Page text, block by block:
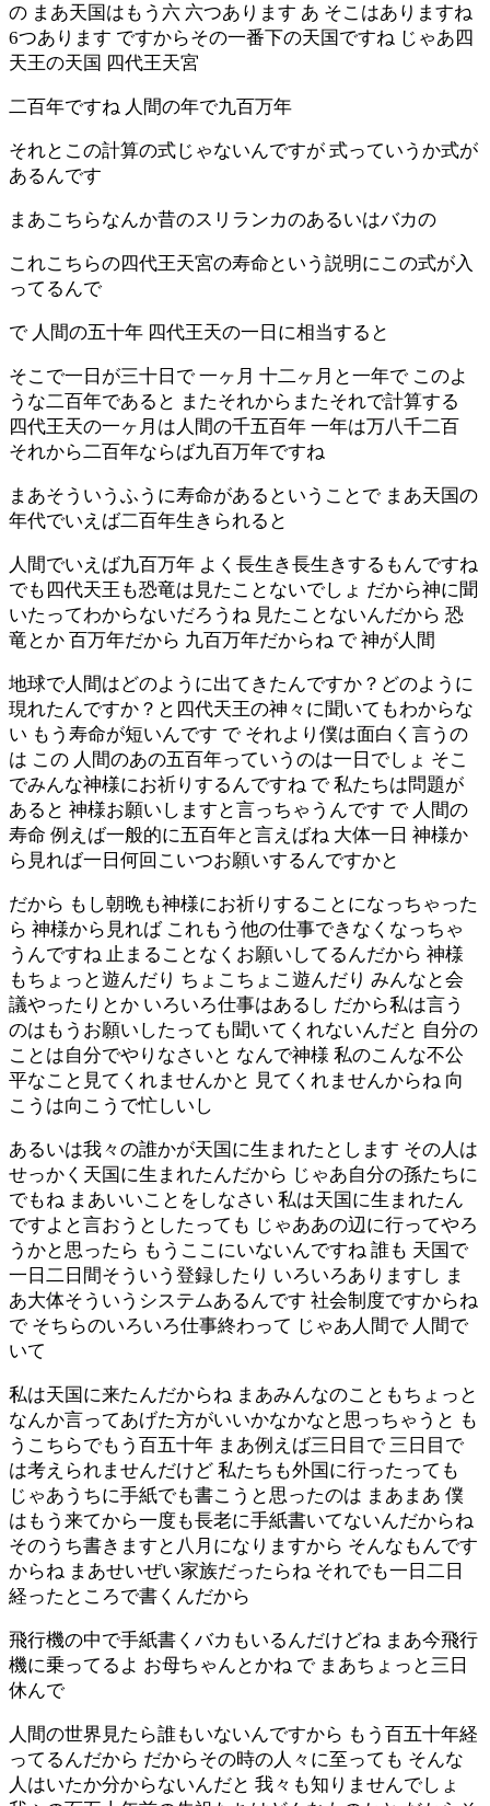
の まあ天国はもう六 六つあります あ そこはありますね
6つあります ですからその一番下の天国ですね じゃあ四
天王の天国 四代王天宮
二百年ですね 人間の年で九百万年
それとこの計算の式じゃないんですが 式っていうか式が
あるんです
まあこちらなんか昔のスリランカのあるいはバカの
これこちらの四代王天宮の寿命という説明にこの式が入
ってるんで
で 人間の五十年 四代王天の一日に相当すると
そこで一日が三十日で 一ヶ月 十二ヶ月と一年で このよ
うな二百年であると またそれからまたそれで計算する
四代王天の一ヶ月は人間の千五百年 一年は万八千二百
それから二百年ならば九百万年ですね
まあそういうふうに寿命があるということで まあ天国の
年代でいえば二百年生きられると
人間でいえば九百万年 よく長生き長生きするもんですね
でも四代天王も恐竜は見たことないでしょ だから神に聞
いたってわからないだろうね 見たことないんだから 恐
竜とか 百万年だから 九百万年だからね で 神が人間
地球で人間はどのように出てきたんですか？どのように
現れたんですか？と四代天王の神々に聞いてもわからな
い もう寿命が短いんです で それより僕は面白く言うの
は この 人間のあの五百年っていうのは一日でしょ そこ
でみんな神様にお祈りするんですね で 私たちは問題が
あると 神様お願いしますと言っちゃうんです で 人間の
寿命 例えば一般的に五百年と言えばね 大体一日 神様か
ら見れば一日何回こいつお願いするんですかと
だから もし朝晩も神様にお祈りすることになっちゃった
ら 神様から見れば これもう他の仕事できなくなっちゃ
うんですね 止まることなくお願いしてるんだから 神様
もちょっと遊んだり ちょこちょこ遊んだり みんなと会
議やったりとか いろいろ仕事はあるし だから私は言う
のはもうお願いしたっても聞いてくれないんだと 自分の
ことは自分でやりなさいと なんで神様 私のこんな不公
平なこと見てくれませんかと 見てくれませんからね 向
こうは向こうで忙しいし
あるいは我々の誰かが天国に生まれたとします その人は
せっかく天国に生まれたんだから じゃあ自分の孫たちに
でもね まあいいことをしなさい 私は天国に生まれたん
ですよと言おうとしたっても じゃああの辺に行ってやろ
うかと思ったら もうここにいないんですね 誰も 天国で
一日二日間そういう登録したり いろいろありますし ま
あ大体そういうシステムあるんです 社会制度ですからね
で そちらのいろいろ仕事終わって じゃあ人間で 人間で
いて
私は天国に来たんだからね まあみんなのこともちょっと
なんか言ってあげた方がいいかなかなと思っちゃうと も
うこちらでもう百五十年 まあ例えば三日目で 三日目で
は考えられませんだけど 私たちも外国に行ったっても
じゃあうちに手紙でも書こうと思ったのは まあまあ 僕
はもう来てから一度も長老に手紙書いてないんだからね
そのうち書きますと八月になりますから そんなもんです
からね まあせいぜい家族だったらね それでも一日二日
経ったところで書くんだから
飛行機の中で手紙書くバカもいるんだけどね まあ今飛行
機に乗ってるよ お母ちゃんとかね で まあちょっと三日
休んで
人間の世界見たら誰もいないんですから もう百五十年経
ってるんだから だからその時の人々に至っても そんな
人はいたか分からないんだと 我々も知りませんでしょ